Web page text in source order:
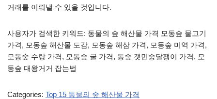
거래를 이뤄낼 수 있을 것입니다.
사용자가 검색한 키워드: 동물의 숲 해산물 가격 모동숲 물고기
가격, 모동숲 해산물 도감, 모동숲 해삼 가격, 모동숲 미역 가격,
모동숲 수랑 가격, 모동숲 굴 가격, 동숲 갯민숭달팽이 가격, 모
동숲 대왕거거 잡는법
Categories: Top 15 동물의 숲 해산물 가격